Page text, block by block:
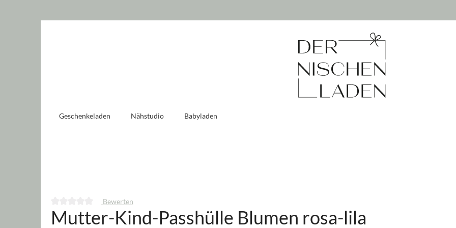
Geschenkeladen Nähstudio Babyladen
Durchschnittliche Bewertung von 0 von 5 Sternen
Bewerten
Mutter-Kind-Passhülle Blumen rosa-lila